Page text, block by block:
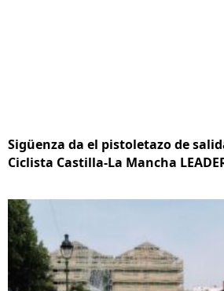
Sigüenza da el pistoletazo de
Ciclista Castilla-La Mancha